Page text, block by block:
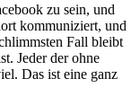
zu sein, und
kommuniziert, und
Fall bleibt
Jeder der ohne
Das ist eine ganz